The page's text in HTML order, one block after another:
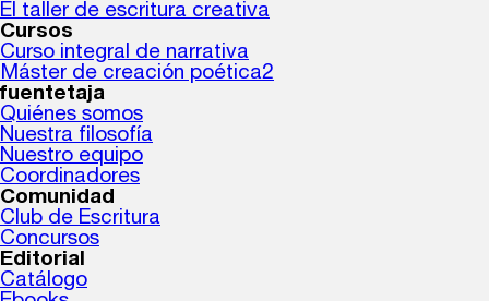
El taller de escritura creativa
Cursos
Curso integral de narrativa
Máster de creación poética2
fuentetaja
Quiénes somos
Nuestra filosofía
Nuestro equipo
Coordinadores
Comunidad
Club de Escritura
Concursos
Editorial
Catálogo